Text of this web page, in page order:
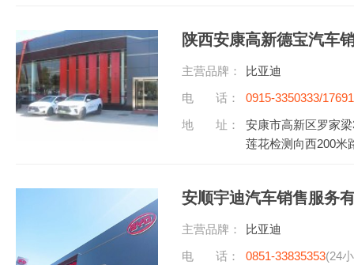
陕西安康高新德宝汽车
主营品牌：
比亚迪
电 话：
0915-3350333/
听)
地 址：
安康市高新区罗家
莲花检测向西200米
安顺宇迪汽车销售服务
主营品牌：
比亚迪
电 话：
0851-33835353(24